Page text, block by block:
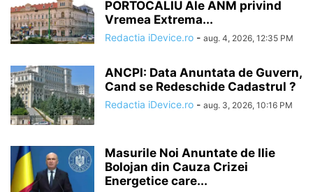
PORTOCALIU Ale ANM privind
Vremea Extrema...
Redactia iDevice.ro - aug. 4, 2026, 12:35 PM
ANCPI: Data Anuntata de Guvern,
Cand se Redeschide Cadastrul ?
Redactia iDevice.ro - aug. 3, 2026, 10:16 PM
Masurile Noi Anuntate de Ilie
Bolojan din Cauza Crizei
Energetice care...